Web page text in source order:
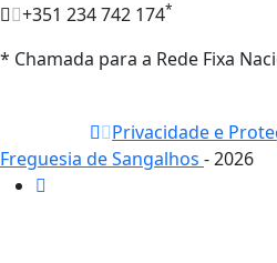
+351 234 742 174*
* Chamada para a Rede Fixa
Privacidade e
Freguesia de Sangalhos - 2026